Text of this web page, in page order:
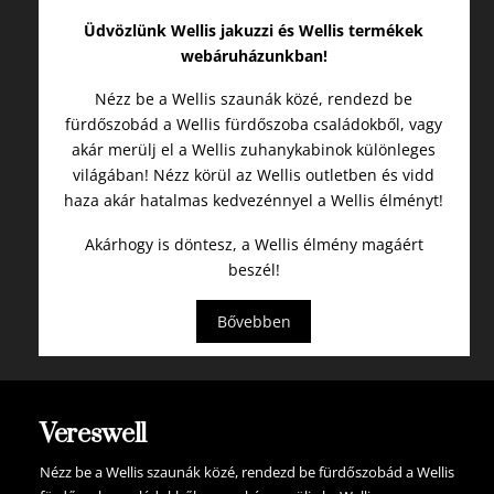
Üdvözlünk Wellis jakuzzi és Wellis termékek
webáruházunkban!
Nézz be a Wellis szaunák közé, rendezd be
fürdőszobád a Wellis fürdőszoba családokből, vagy
akár merülj el a Wellis zuhanykabinok különleges
világában! Nézz körül az Wellis outletben és vidd
haza akár hatalmas kedvezénnyel a Wellis élményt!
Akárhogy is döntesz, a Wellis élmény magáért
beszél!
Bővebben
Vereswell
Nézz be a Wellis szaunák közé, rendezd be fürdőszobád a Wellis